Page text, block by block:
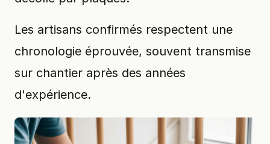
Les artisans confirmés respectent une
chronologie éprouvée, souvent transmise
sur chantier après des années
d'expérience.